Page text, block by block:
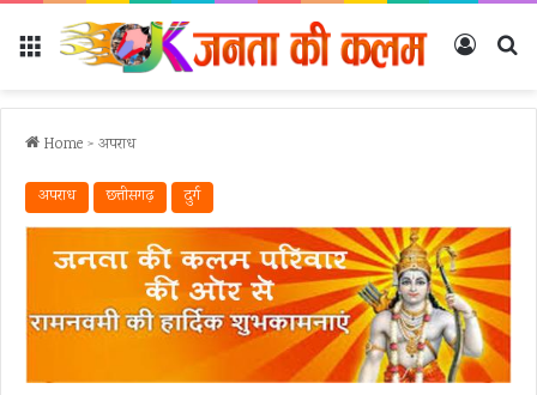
Menu Log In
Home > अपराध
अपराध छत्तीसगढ़ दुर्ग